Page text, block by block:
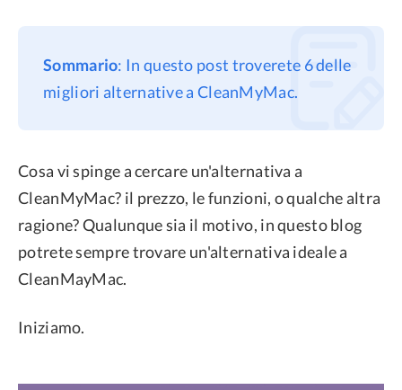
Privacy
Termini
Sommario: In questo post troverete 6 delle
migliori alternative a CleanMyMac.
Cosa vi spinge a cercare un'alternativa a
CleanMyMac? il prezzo, le funzioni, o qualche altra
ragione? Qualunque sia il motivo, in questo blog
potrete sempre trovare un'alternativa ideale a
CleanMayMac.
Iniziamo.